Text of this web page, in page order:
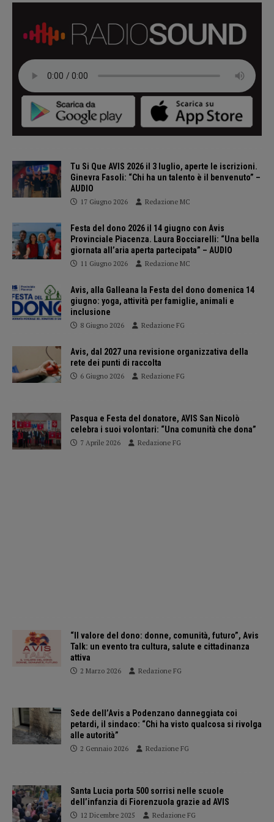
Tu Si Que AVIS 2026 il 3 luglio, aperte le iscrizioni.
Ginevra Fasoli: “Chi ha un talento è il benvenuto” –
AUDIO
17 Giugno 2026 Redazione MC
Festa del dono 2026 il 14 giugno con Avis
Provinciale Piacenza. Laura Bocciarelli: “Una bella
giornata all’aria aperta partecipata” – AUDIO
11 Giugno 2026 Redazione MC
Avis, alla Galleana la Festa del dono domenica 14
giugno: yoga, attività per famiglie, animali e
inclusione
8 Giugno 2026 Redazione FG
Avis, dal 2027 una revisione organizzativa della
rete dei punti di raccolta
6 Giugno 2026 Redazione FG
Pasqua e Festa del donatore, AVIS San Nicolò
celebra i suoi volontari: “Una comunità che dona”
7 Aprile 2026 Redazione FG
“Il valore del dono: donne, comunità, futuro”, Avis
Talk: un evento tra cultura, salute e cittadinanza
attiva
2 Marzo 2026 Redazione FG
Sede dell’Avis a Podenzano danneggiata coi
petardi, il sindaco: “Chi ha visto qualcosa si rivolga
alle autorità”
2 Gennaio 2026 Redazione FG
Santa Lucia porta 500 sorrisi nelle scuole
dell’infanzia di Fiorenzuola grazie ad AVIS
12 Dicembre 2025 Redazione FG